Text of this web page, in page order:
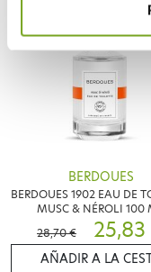
BERDOUES
BERDOUES 1902 EAU DE
MUSC & NÉROLI 100
28,70 €
AÑADIR A LA